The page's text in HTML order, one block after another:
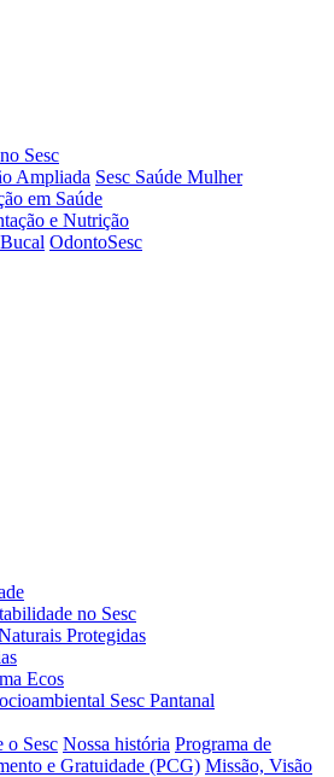
Sesc
Ampliada Sesc Saúde Mulher
em Saúde
e Nutrição
OdontoSesc
no Sesc
Protegidas
Ecos
Sesc Pantanal
o Sesc Nossa história Programa de
e Gratuidade (PCG) Missão, Visão